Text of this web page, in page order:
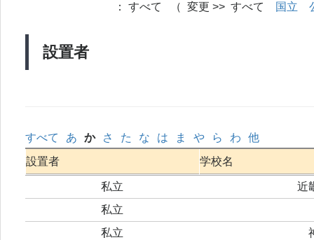
設置者
： すべて （ 変更 >> すべて 国立
すべて あ か さ た な は ま や ら わ
他
設置者
学校名
私立
近
私立
私立